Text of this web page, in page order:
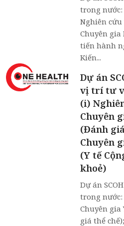
trong
Nghiên cứu
Chuyên gia
tiến hành
Kiến...
Dự án
vị trí tư
(i)
Chuyên
(Đánh
Chuyên
(Y tế
khoẻ)
Dự án
trong
Chuyên
giá thể